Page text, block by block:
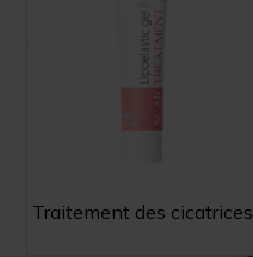
Traitement des cicatrices